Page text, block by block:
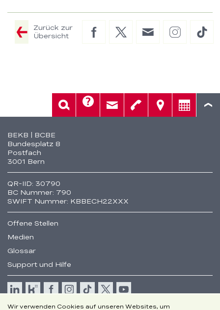
Wir verwenden Cookies auf unseren Websites, um
Zurück zur
Übersicht
FacebookTwitter
E-
Instagram
Fusszeile
BEKB | BCBE
Bundesplatz 8
Postfach
3001 Bern
QR-IID: 30790
BC Nummer: 790
SWIFT Nummer: KBBECH22XXX
Offene Stellen
Medien
Glossar
Support und Hilfe